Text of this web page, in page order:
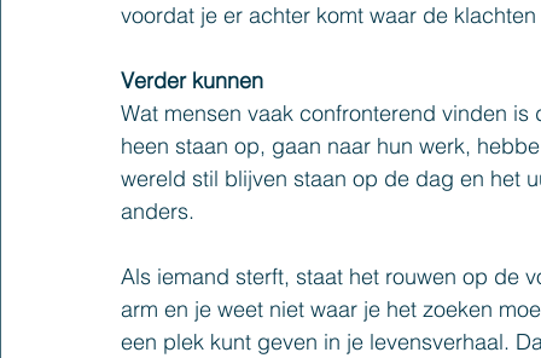
voordat je er achter komt waar de
Verder kunnen
Wat mensen vaak confronterend vinden
heen staan op, gaan naar hun werk,
wereld stil blijven staan op de dag en het
anders.
Als iemand sterft, staat het rouwen op de
arm en je weet niet waar je het zoeken
een plek kunt geven in je levensverhaal.